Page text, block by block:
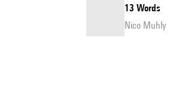
13 Words
Nico Muhly